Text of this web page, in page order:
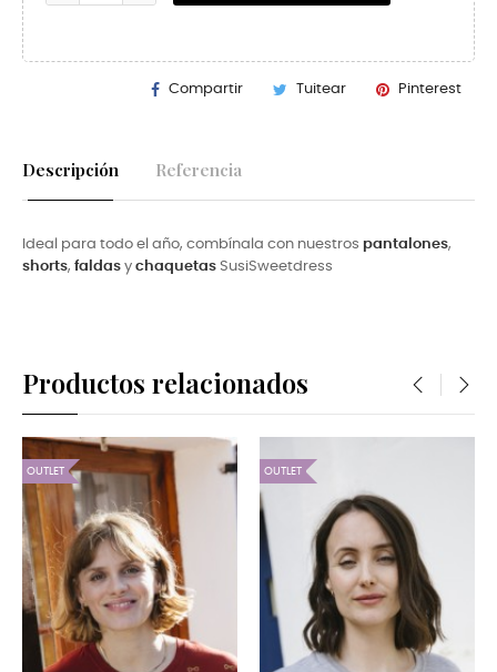
Compartir Tuitear Pinterest
Descripción Referencia
Ideal para todo el año, combínala con nuestros pantalones,
shorts, faldas y chaquetas SusiSweetdress
Productos relacionados
OUTLET